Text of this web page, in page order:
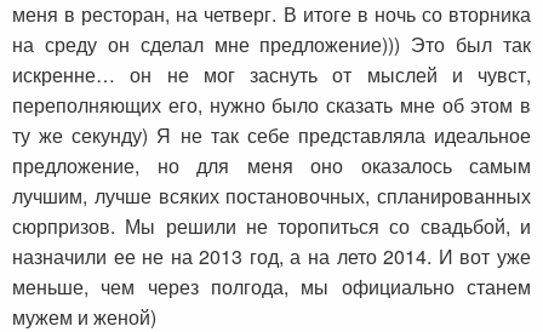
меня в ресторан, на четверг. В итоге в ночь со вторника
на среду он сделал мне предложение))) Это был так
искренне… он не мог заснуть от мыслей и чувст,
переполняющих его, нужно было сказать мне об этом в
ту же секунду) Я не так себе представляла идеальное
предложение, но для меня оно оказалось самым
лучшим, лучше всяких постановочных, спланированных
сюрпризов. Мы решили не торопиться со свадьбой, и
назначили ее не на 2013 год, а на лето 2014. И вот уже
меньше, чем через полгода, мы официально станем
мужем и женой)